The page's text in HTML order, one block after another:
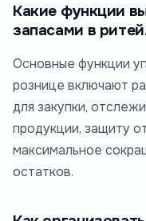
Какие функции
запасами в
Основные функции
рознице включают
для закупки,
продукции, защиту
максимальное
остатков.